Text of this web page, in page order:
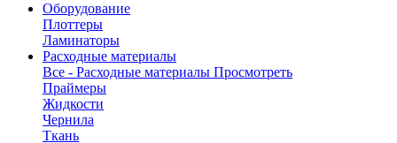
Оборудование
Плоттеры
Ламинаторы
Расходные материалы
Все - Расходные материалы Просмотреть
Праймеры
Жидкости
Чернила
Ткань